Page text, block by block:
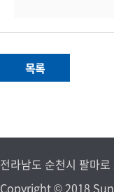
전라남도 순천시 팔마
Copyright © 2018